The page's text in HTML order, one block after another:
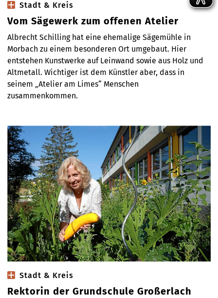
Stadt & Kreis
Vom Sägewerk zum offenen Atelier
Albrecht Schilling hat eine ehemalige Sägemühle in
Morbach zu einem besonderen Ort umgebaut. Hier
entstehen Kunstwerke auf Leinwand sowie aus Holz und
Altmetall. Wichtiger ist dem Künstler aber, dass in
seinem „Atelier am Limes“ Menschen
zusammenkommen.
Stadt & Kreis
Rektorin der Grundschule Großerlach